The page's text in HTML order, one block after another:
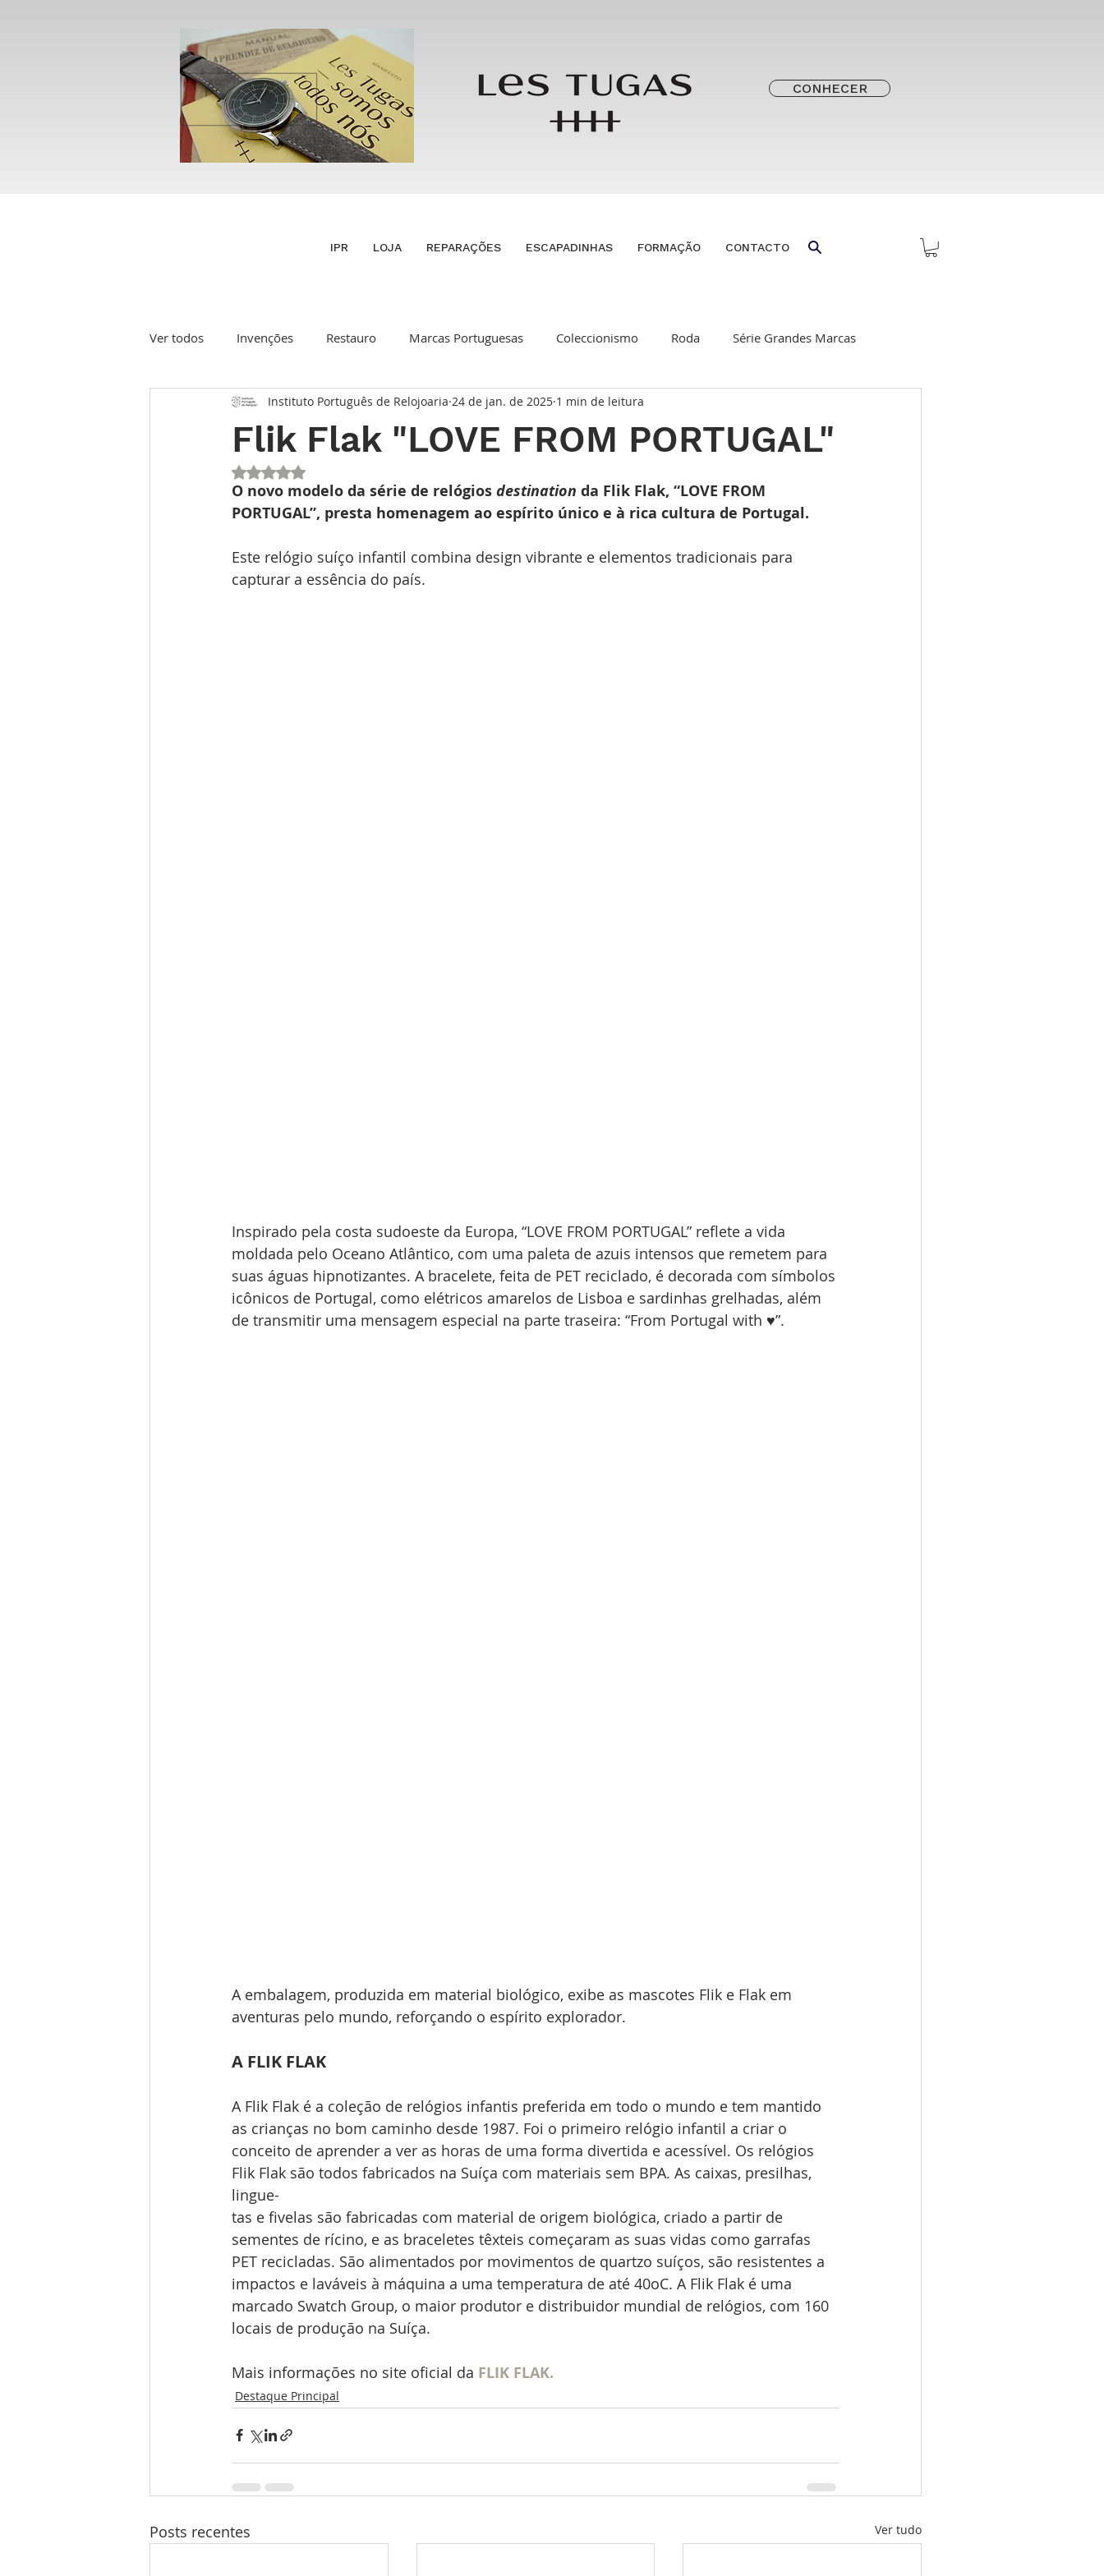
CONHECER
IPR LOJA REPARAÇÕES ESCAPADINHAS FORMAÇÃO CONTACTO
Ver todos Invenções Restauro Marcas Portuguesas Coleccionismo Roda Série Grandes Marcas
Entrevista Destaque Principal Série Solares Série Grandes Complicações
Conhecimento Relojoeiro
Flik Flak "LOVE FROM PORTUGAL"
Instituto Português de Relojoaria 24 de jan. de 2025 1 min de leitura
Avaliado com NaN de 5 estrelas.
O novo modelo da série de relógios destination da Flik Flak, “LOVE FROM
PORTUGAL”, presta homenagem ao espírito único e à rica cultura de Portugal.
Este relógio suíço infantil combina design vibrante e elementos tradicionais para
capturar a essência do país.
Inspirado pela costa sudoeste da Europa, “LOVE FROM PORTUGAL” reflete a vida
moldada pelo Oceano Atlântico, com uma paleta de azuis intensos que remetem para
suas águas hipnotizantes. A bracelete, feita de PET reciclado, é decorada com símbolos
icônicos de Portugal, como elétricos amarelos de Lisboa e sardinhas grelhadas, além
de transmitir uma mensagem especial na parte traseira: “From Portugal with ♥”.
A embalagem, produzida em material biológico, exibe as mascotes Flik e Flak em
aventuras pelo mundo, reforçando o espírito explorador.
A FLIK FLAK
A Flik Flak é a coleção de relógios infantis preferida em todo o mundo e tem mantido
as crianças no bom caminho desde 1987. Foi o primeiro relógio infantil a criar o
conceito de aprender a ver as horas de uma forma divertida e acessível. Os relógios
Flik Flak são todos fabricados na Suíça com materiais sem BPA. As caixas, presilhas,
lingue-
tas e fivelas são fabricadas com material de origem biológica, criado a partir de
sementes de rícino, e as braceletes têxteis começaram as suas vidas como garrafas
PET recicladas. São alimentados por movimentos de quartzo suíços, são resistentes a
impactos e laváveis à máquina a uma temperatura de até 40oC. A Flik Flak é uma
marcado Swatch Group, o maior produtor e distribuidor mundial de relógios, com 160
locais de produção na Suíça.
Mais informações no site oficial da FLIK FLAK.
Destaque Principal
Posts recentes Ver tudo